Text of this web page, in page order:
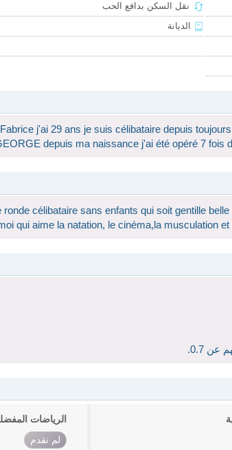
نقل السكن بدافع الحب
الديانة
j'ai 29 ans je suis célibataire depuis
depuis ma naissance j'ai été opéré 7 fois
célibataire sans enfants qui soit gentille
qui aime la natation, le cinéma,la musculation et
0.7.
الرياضات
لم تقدم